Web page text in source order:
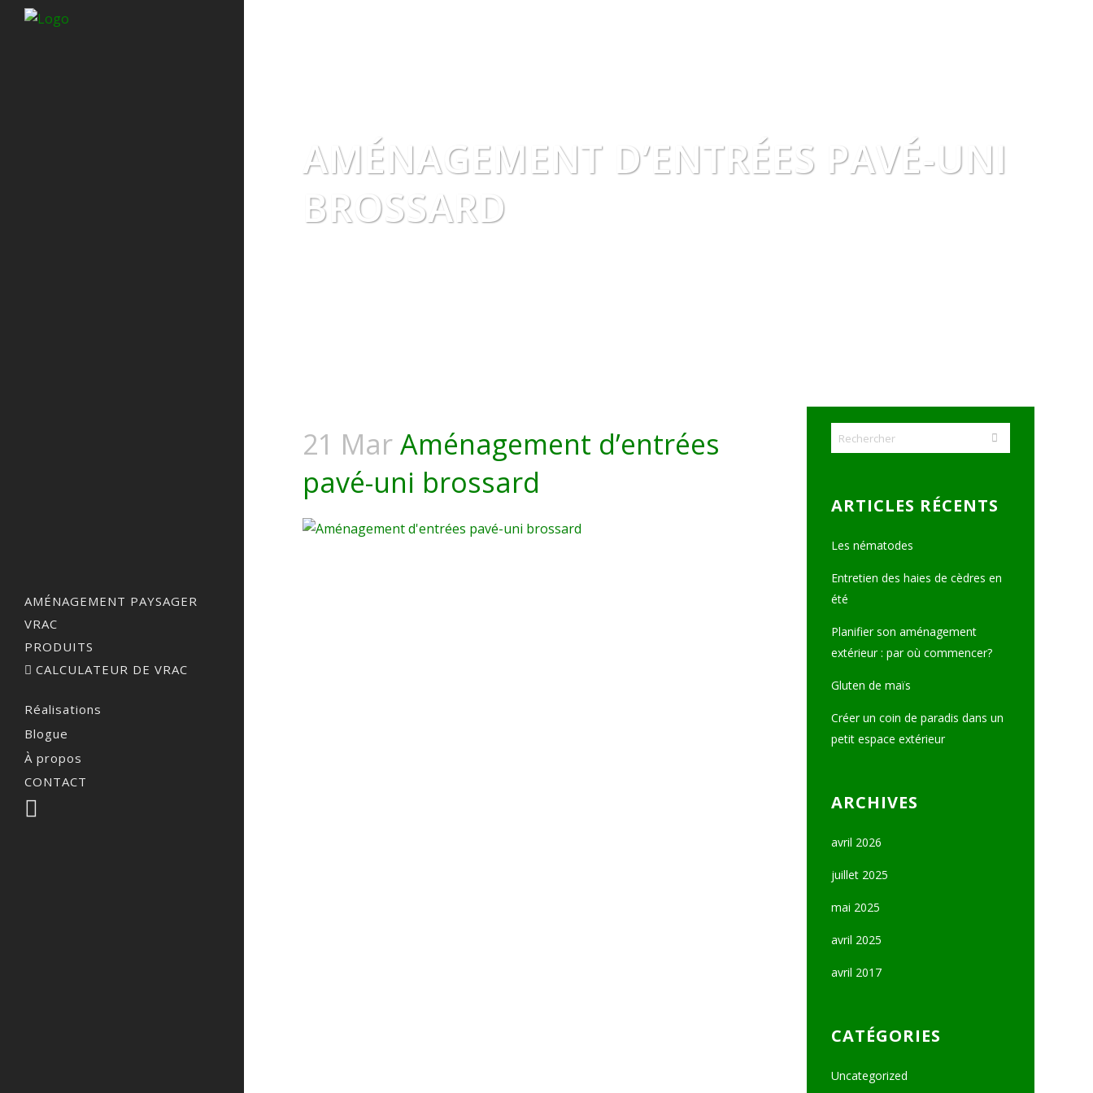
AMÉNAGEMENT PAYSAGER
VRAC
PRODUITS
CALCULATEUR DE VRAC
Réalisations
Blogue
À propos
CONTACT
AMÉNAGEMENT D’ENTRÉES PAVÉ-UNI
BROSSARD
21 MarAménagement d’entrées
pavé-uni brossard
ARTICLES RÉCENTS
Les nématodes
Entretien des haies de cèdres en
été
Planifier son aménagement
extérieur : par où commencer?
Gluten de maïs
Créer un coin de paradis dans un
petit espace extérieur
ARCHIVES
avril 2026
juillet 2025
mai 2025
avril 2025
avril 2017
CATÉGORIES
Uncategorized